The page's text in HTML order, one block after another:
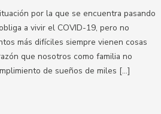
por la que se encuentra pasando
a vivir el COVID-19, pero no
más difíciles siempre vienen cosas
que nosotros como familia no
de sueños de miles […]